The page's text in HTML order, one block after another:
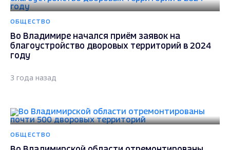
ОБЩЕСТВО
Во Владимире начался приём заявок на
благоустройство дворовых территорий в 2024
году
3 года назад
ОБЩЕСТВО